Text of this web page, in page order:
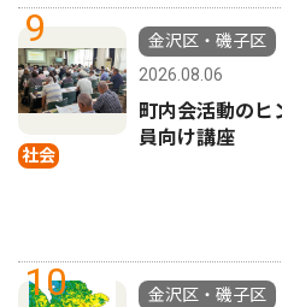
9
社会
金沢区・磯子区
2026.08.06
町内会活動の
員向け講座
10
金沢区・磯子区